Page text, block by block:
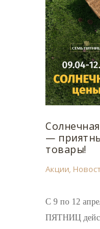
—
товары!
Акции,
С 9 по 12
ПЯТНИЦ